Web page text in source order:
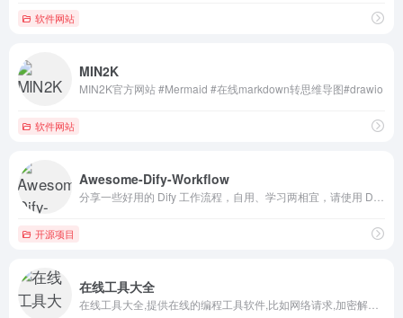
软件网站
MIN2K
MIN2K官方网站 #Mermaid #在线markdown转思维导图#drawio
软件网站
Awesome-Dify-Workflow
开源项目
在线工具大全